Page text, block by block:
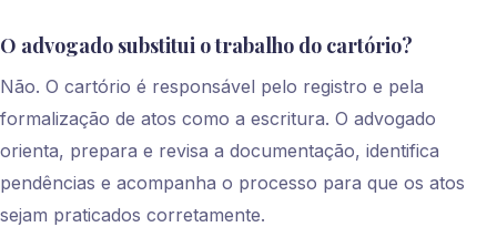
O advogado substitui o trabalho do cartório?
Não. O cartório é responsável pelo registro e pela
formalização de atos como a escritura. O advogado
orienta, prepara e revisa a documentação, identifica
pendências e acompanha o processo para que os atos
sejam praticados corretamente.